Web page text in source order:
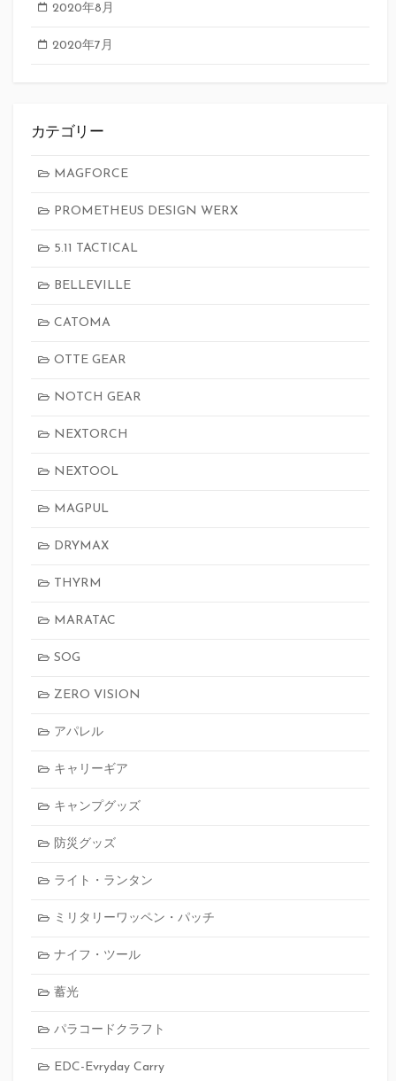
2020年8月
2020年7月
カテゴリー
MAGFORCE
PROMETHEUS DESIGN WERX
5.11 TACTICAL
BELLEVILLE
CATOMA
OTTE GEAR
NOTCH GEAR
NEXTORCH
NEXTOOL
MAGPUL
DRYMAX
THYRM
MARATAC
SOG
ZERO VISION
アパレル
キャリーギア
キャンプグッズ
防災グッズ
ライト・ランタン
ミリタリーワッペン・パッチ
ナイフ・ツール
蓄光
パラコードクラフト
EDC-Evryday Carry